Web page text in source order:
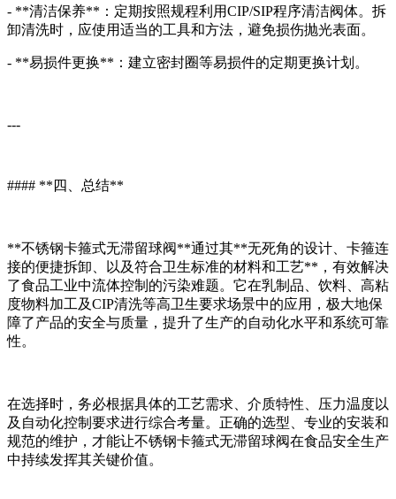
- **清洁保养**：定期按照规程利用CIP/SIP程序清洁阀体。拆
卸清洗时，应使用适当的工具和方法，避免损伤抛光表面。
- **易损件更换**：建立密封圈等易损件的定期更换计划。
---
#### **四、总结**
**不锈钢卡箍式无滞留球阀**通过其**无死角的设计、卡箍连
接的便捷拆卸、以及符合卫生标准的材料和工艺**，有效解决
了食品工业中流体控制的污染难题。它在乳制品、饮料、高粘
度物料加工及CIP清洗等高卫生要求场景中的应用，极大地保
障了产品的安全与质量，提升了生产的自动化水平和系统可靠
性。
在选择时，务必根据具体的工艺需求、介质特性、压力温度以
及自动化控制要求进行综合考量。正确的选型、专业的安装和
规范的维护，才能让不锈钢卡箍式无滞留球阀在食品安全生产
中持续发挥其关键价值。